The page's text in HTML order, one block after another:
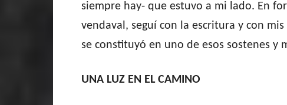
siempre hay- que estuvo a mi lado. En
vendaval, seguí con la escritura y con
se constituyó en uno de esos sostenes y
UNA LUZ EN EL CAMINO